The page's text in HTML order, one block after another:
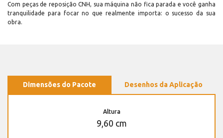
Com peças de reposição CNH, sua máquina não fica parada e você ganha
tranquilidade para focar no que realmente importa: o sucesso da sua
obra.
Dimensões do Pacote Desenhos da Aplicação
Altura
9,60 cm